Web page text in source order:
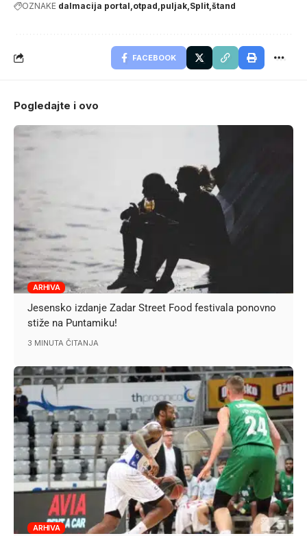
OZNAKE dalmacija portal otpad puljak Split štand
FACEBOOK
Pogledajte i ovo
ARHIVA
Jesensko izdanje Zadar Street Food festivala ponovno
stiže na Puntamiku!
3 MINUTA ČITANJA
ARHIVA